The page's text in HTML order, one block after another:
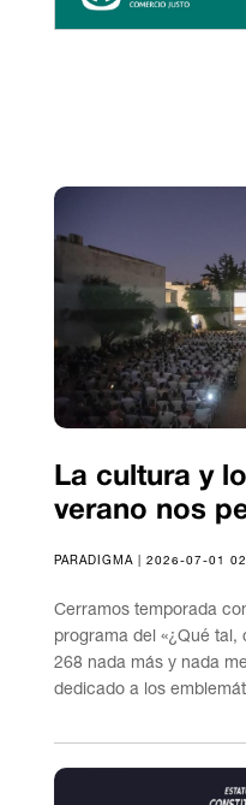
La cultura y
verano nos
PARADIGMA | 2026-07-01
Cerramos temporada
programa del «¿Qué tal,
268 nada más y nada
dedicado a los